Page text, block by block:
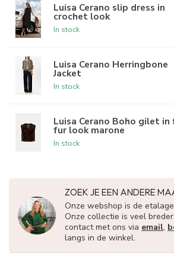
Luisa Cerano slip dress in
crochet look
In stock
Luisa Cerano Herringbone
Jacket
In stock
Luisa Cerano Boho gilet in
fur look marone
In stock
ZOEK JE EEN ANDERE
Onze webshop is de
Onze collectie is veel
contact met ons via email,
langs in de winkel.